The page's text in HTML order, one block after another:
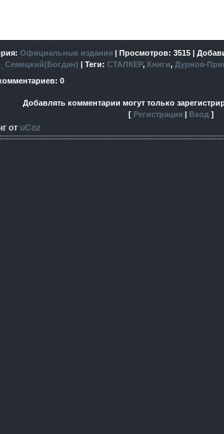
: Официальные издания | Просмотров: 3515 |
| Теги: СТАЛКЕР, Книги, Дурноя-
: 0
Добавлять комментарии могут только
[ Регистрация | Вход ]
от uCoz